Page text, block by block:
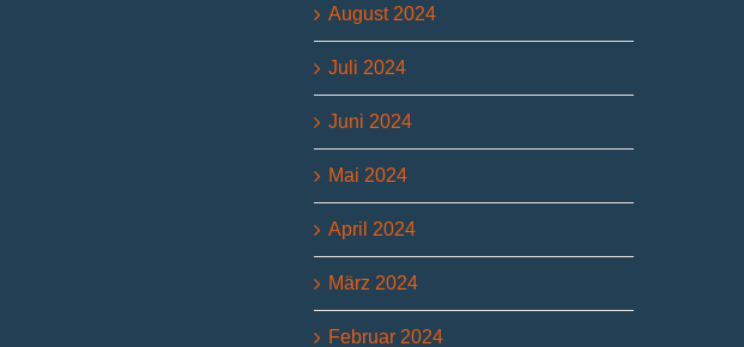
August 2024
Juli 2024
Juni 2024
Mai 2024
April 2024
März 2024
Februar 2024